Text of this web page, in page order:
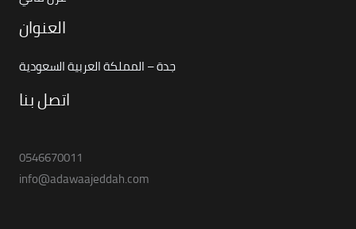
العنوان
جدة – المملكة العربية السعودية
اتصل بنا